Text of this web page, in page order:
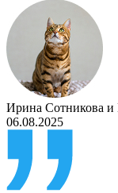
Ирина Сотникова и
06.08.2025